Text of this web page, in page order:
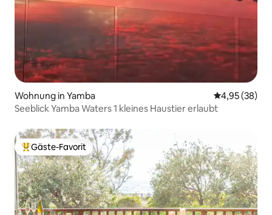
Wohnung in Yamba
4,95 (38)
Seeblick Yamba Waters 1 kleines Haustier erlaubt
Beliebter Gäste-Favorit.
Gäste-Favorit